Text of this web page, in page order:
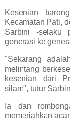
Kesenian
Kecamatan Pati,
Sarbini -selaku
generasi ke
"Sekarang
melintang
kesenian dari
silam", tutur
Ia dan
memeriahkan